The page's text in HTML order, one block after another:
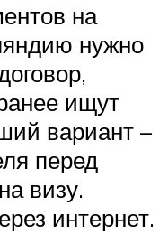
на
нужно
ищут
вариант –
перед
визу.
интернет.